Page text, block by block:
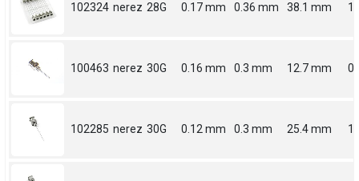
102324 nerez 28G 0.17 mm 0.36 mm 38.1 mm
100463 nerez 30G 0.16 mm 0.3 mm 12.7 mm
102285 nerez 30G 0.12 mm 0.3 mm 25.4 mm 1